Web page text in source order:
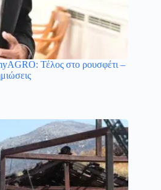
Τέλος στο ρουσφέτι –